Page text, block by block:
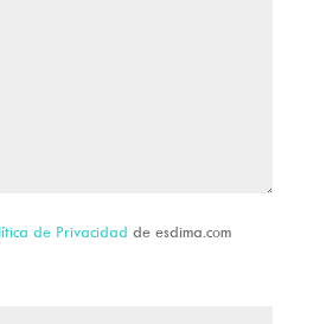
de Privacidad de esdima.com